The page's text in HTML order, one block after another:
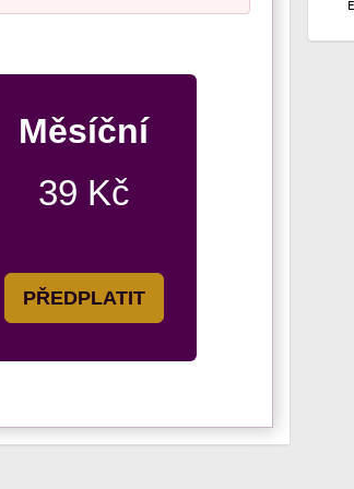
Měsíční
39 Kč
PŘEDPLATIT
E